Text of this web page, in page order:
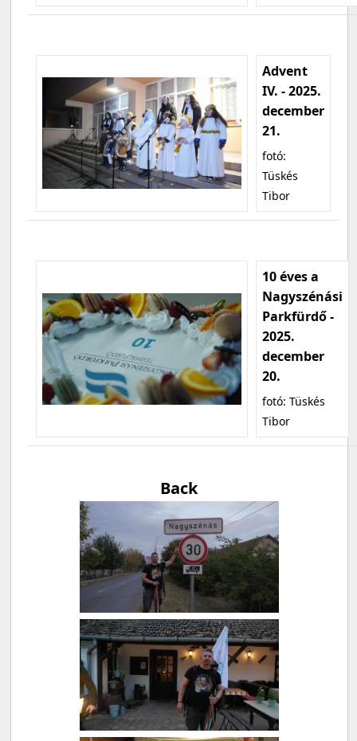
Advent
IV. - 2025.
december
21.
fotó:
Tüskés
Tibor
10 éves a
Nagyszénási
Parkfürdő -
2025.
december
20.
fotó: Tüskés
Tibor
Back